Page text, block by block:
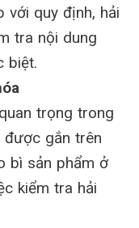
với quy định, hải
tra nội dung
biệt.
trọng trong
được gắn trên
bì sản phẩm ở
kiểm tra hải